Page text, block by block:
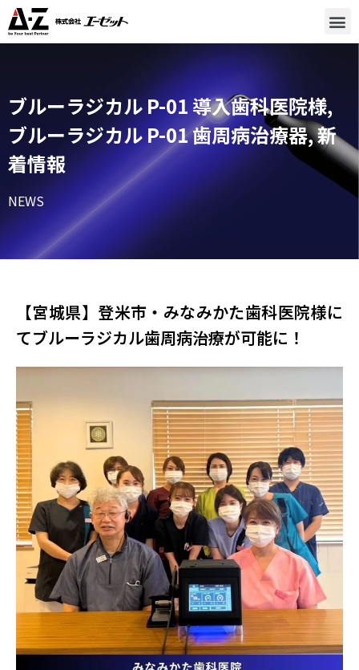
ブルーラジカル P-01 導入歯科医院様,
ブルーラジカル P-01 歯周病治療器,新
着情報
NEWS
【宮城県】登米市・みなみかた歯科医院様に
てブルーラジカル歯周病治療が可能に！